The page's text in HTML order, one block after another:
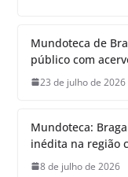
Mundoteca de
público com
23 de julho de 2026
Mundoteca:
inédita na região
8 de julho de 2026